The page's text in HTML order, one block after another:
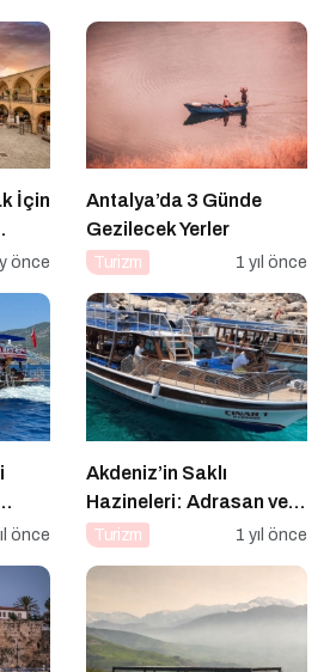
İçin
önce
Antalya’da 3 Günde
Gezilecek Yerler
Turizm 1 yıl önce
önce
Akdeniz’in Saklı
Hazineleri: Adrasan ve
Çevresi
Turizm 1 yıl önce